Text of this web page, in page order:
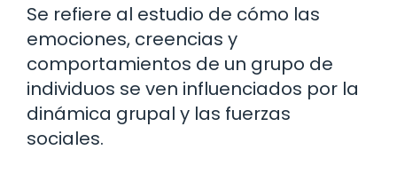
Se refiere al estudio de cómo las
emociones, creencias y
comportamientos de un grupo de
individuos se ven influenciados por la
dinámica grupal y las fuerzas
sociales.